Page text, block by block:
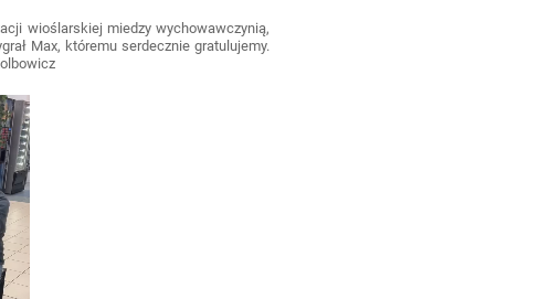
wioślarskiej miedzy wychowawczynią,
Max, któremu serdecznie gratulujemy.